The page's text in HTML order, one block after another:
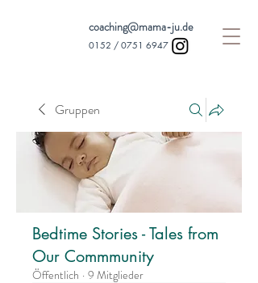
coaching@mama-ju.de
0152 / 0751 6947
Gruppen
Bedtime Stories - Tales from
Our Commmunity
Öffentlich · 9 Mitglieder